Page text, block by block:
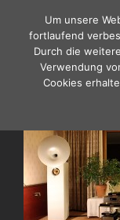
springen
Um unsere
fortlaufend
Durch die
Verwendung
Cookies